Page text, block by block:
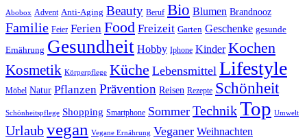
Abobox Advent Anti-Aging Beauty Beruf Bio Blumen Brandnooz
Familie Feier Ferien Food Freizeit Garten Geschenke gesunde
Ernährung Gesundheit Hobby Iphone Kinder Kochen
Kosmetik Körperpflege Küche Lebensmittel Lifestyle
Möbel Natur Pflanzen Prävention Reisen Rezepte Schönheit
Schönheitspflege Shopping Smartphone Sommer TechnikTop Umwelt
Urlaubvegan Vegane Ernährung Veganer Weihnachten